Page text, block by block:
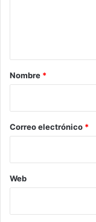
r
*
Nombre *
Correo electrónico *
Web